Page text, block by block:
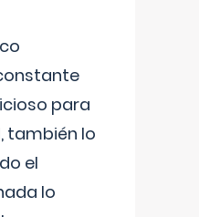
para
también lo
el
lo